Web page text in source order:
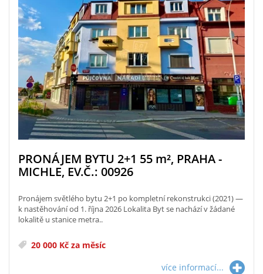
PRONÁJEM BYTU 2+1 55 m², PRAHA -
MICHLE, EV.Č.: 00926
Pronájem světlého bytu 2+1 po kompletní rekonstrukci (2021) —
k nastěhování od 1. října 2026 Lokalita Byt se nachází v žádané
lokalitě u stanice metra..
20 000 Kč za měsíc
více informací...